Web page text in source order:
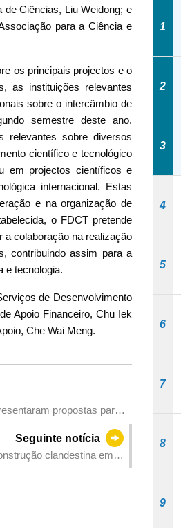
de Ciências, Liu Weidong; e
para a Ciência e
os principais projectos e o
as instituições relevantes
sobre o intercâmbio de
semestre deste ano.
relevantes sobre diversos
científico e tecnológico
em projectos científicos e
internacional. Estas
e na organização de
o FDCT pretende
a colaboração na realização
contribuindo assim para a
e tecnologia.
de Desenvolvimento
Apoio Financeiro, Chu Iek
Che Wai Meng.
propostas para
Seguinte notícia
clandestina em
1
2
3
4
5
6
7
8
9